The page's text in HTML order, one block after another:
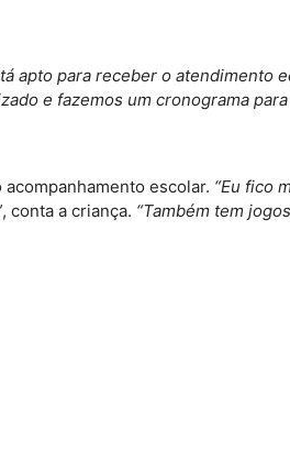
apto para receber o atendimento
e fazemos um cronograma para
escolar. “Eu fico
, conta a criança. “Também tem